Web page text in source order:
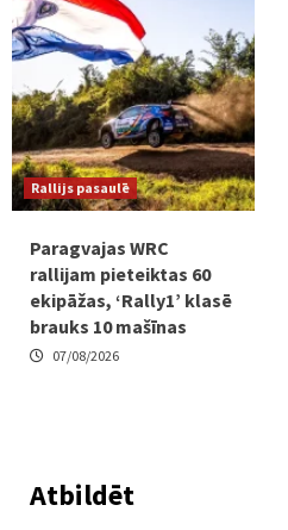
Rallijs pasaulē
Paragvajas WRC
rallijam pieteiktas 60
ekipāžas, ‘Rally1’ klasē
brauks 10 mašīnas
07/08/2026
Atbildēt